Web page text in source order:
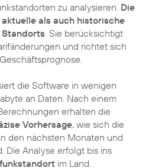
zu analysieren. Die
als auch historische
. Sie berücksichtigt
und richtet sich
die Software in wenigen
an Daten. Nach einem
erhalten die
Vorhersage, wie sich die
den nächsten Monaten und
Die Analyse erfolgt bis ins
im Land.